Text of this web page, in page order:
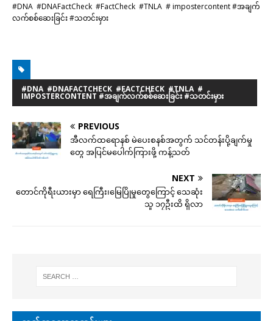
#DNA #DNAFactCheck #FactCheck #TNLA # impostercontent #အချက်
လက်စစ်ဆေးခြင်း #သတင်းမှား
#DNA #DNAFACTCHECK #FACTCHECK #TNLA #
IMPOSTERCONTENT #အချက်လက်စစ်ဆေးခြင်း #သတင်းမှား
PREVIOUS
အီလက်ထရောနစ် မဲပေးစနစ်အတွက် သင်တန်းပို့ချက်မှု
တွေ အပြင်မပေါက်ကြားဖို့ ကန့်သတ်
NEXT
တောင်ကိုရီးယားမှာ ရေကြီး၊မြေပြိုမှုတွေကြောင့် သေဆုံး
သူ ၁၇ဦးထိ ရှိလာ